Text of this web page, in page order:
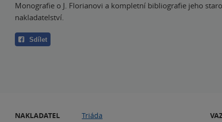
Monografie o J. Florianovi a kompletní bibliografie jeho
nakladatelství.
Sdílet
NAKLADATEL
Triáda